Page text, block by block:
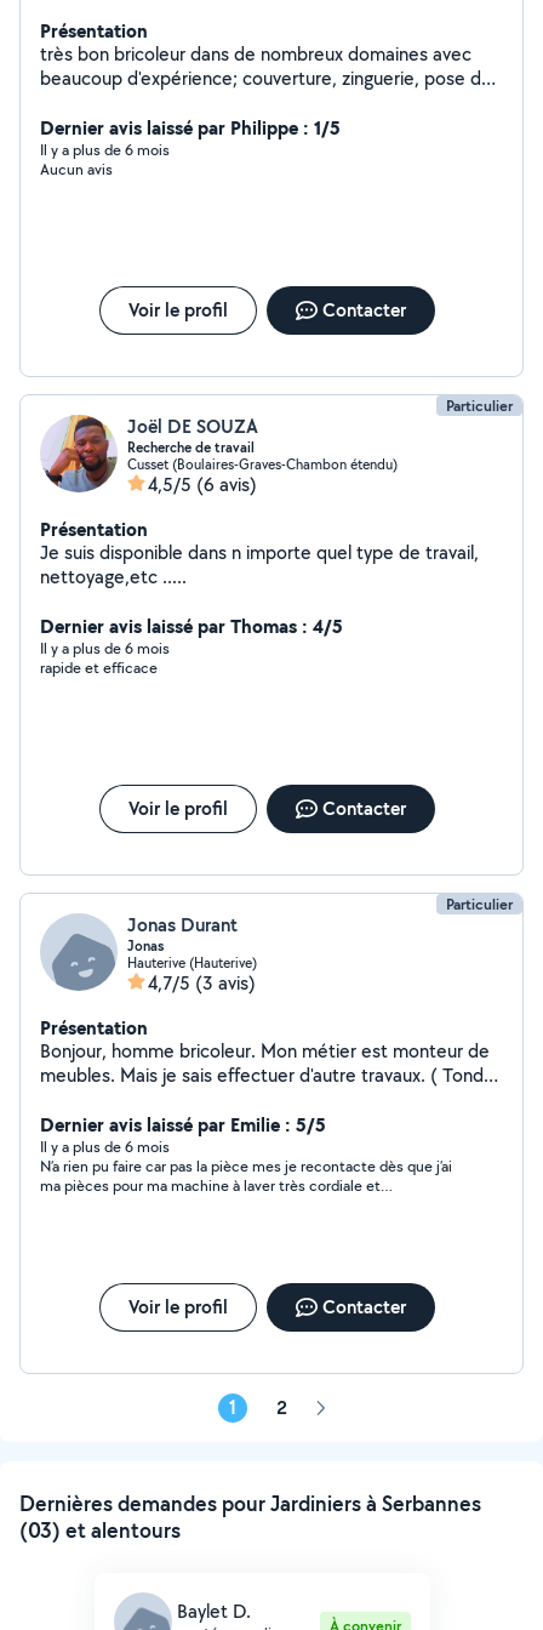
Présentation
très bon bricoleur dans de nombreux domaines avec
beaucoup d'expérience; couverture, zinguerie, pose de
terrasse, solivage, bardage bois, jardinage, élagage,
travail du sol, tonte,etc
Dernier avis laissé par Philippe : 1/5
Il y a plus de 6 mois
Aucun avis
Voir le profil Contacter
Particulier
Joël DE SOUZA
Recherche de travail
Cusset (Boulaires-Graves-Chambon étendu)
4,5/5 (6 avis)
Présentation
Je suis disponible dans n importe quel type de travail,
nettoyage,etc .....
Dernier avis laissé par Thomas : 4/5
Il y a plus de 6 mois
rapide et efficace
Voir le profil Contacter
Particulier
Jonas Durant
Jonas
Hauterive (Hauterive)
4,7/5 (3 avis)
Présentation
Bonjour, homme bricoleur. Mon métier est monteur de
meubles. Mais je sais effectuer d'autre travaux. ( Tondre
Dernier avis laissé par Emilie : 5/5
Il y a plus de 6 mois
N’a rien pu faire car pas la pièce mes je recontacte dès que j’ai
ma pièces pour ma machine à laver très cordiale et
Voir le profil Contacter
1 2 Page
Dernières demandes pour Jardiniers à Serbannes
(03) et alentours
Baylet D.
À convenir